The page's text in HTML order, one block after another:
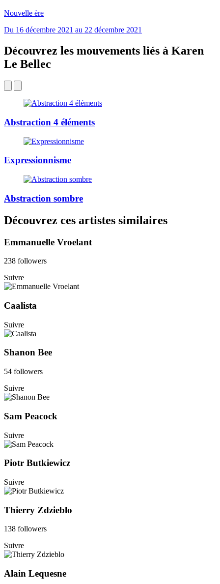
Nouvelle ère
Du 16 décembre 2021 au 22 décembre 2021
Découvrez les mouvements liés à Karen
Le Bellec
Abstraction 4 éléments
Expressionnisme
Abstraction sombre
Découvrez ces artistes similaires
Emmanuelle Vroelant
238 followers
Suivre
Caalista
Suivre
Shanon Bee
54 followers
Suivre
Sam Peacock
Suivre
Piotr Butkiewicz
Suivre
Thierry Zdzieblo
138 followers
Suivre
Alain Lequesne